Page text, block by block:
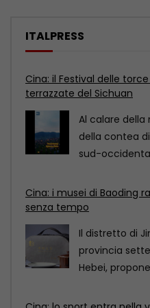
ITALPRESS
Cina: i musei di Baoding
senza tempo
Il distretto di
provincia
Hebei,
Cina: lo sport entra nella
“fitness in 15 minuti”
In occasione
nazionale del
come il